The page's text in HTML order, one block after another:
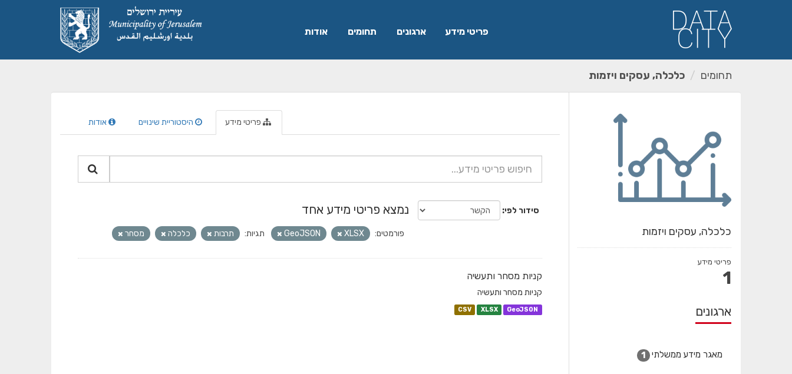
פריטי מידע ארגונים תחומים אודות
תחומים כלכלה, עסקים ויזמות
כלכלה, עסקים ויזמות
פריטי מידע
1
ארגונים
מאגר מידע ממשלתי 1
פריטי מידע היסטוריית שינויים אודות
סידור לפי נמצא פריטי מידע אחד
פורמטים: XLSX
GeoJSON תגיות: תרבות כלכלה מסחר
קניות מסחר ותעשיה
קניות מסחר ותעשיה
CSV XLSX GeoJSON